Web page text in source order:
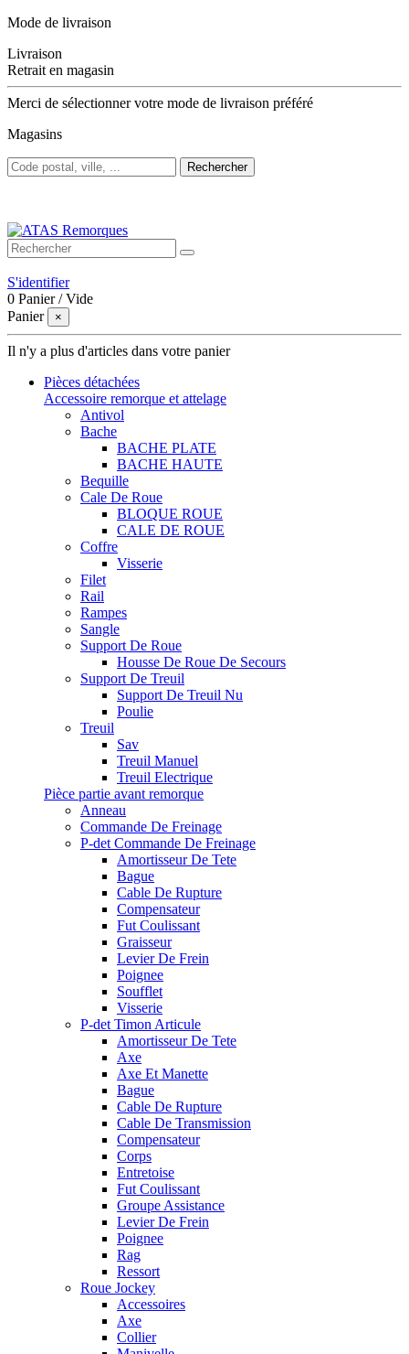
Mode de livraison
Livraison
Retrait en magasin
Merci de sélectionner votre mode de livraison préféré
Magasins
Rechercher
S'identifier
0 Panier /Vide
Panier
×
Il n'y a plus d'articles dans votre panier
Pièces détachées
Accessoire remorque et attelage
Antivol
Bache
BACHE PLATE
BACHE HAUTE
Bequille
Cale De Roue
BLOQUE ROUE
CALE DE ROUE
Coffre
Visserie
Filet
Rail
Rampes
Sangle
Support De Roue
Housse De Roue De Secours
Support De Treuil
Support De Treuil Nu
Poulie
Treuil
Sav
Treuil Manuel
Treuil Electrique
Pièce partie avant remorque
Anneau
Commande De Freinage
P-det Commande De Freinage
Amortisseur De Tete
Bague
Cable De Rupture
Compensateur
Fut Coulissant
Graisseur
Levier De Frein
Poignee
Soufflet
Visserie
P-det Timon Articule
Amortisseur De Tete
Axe
Axe Et Manette
Bague
Cable De Rupture
Cable De Transmission
Compensateur
Corps
Entretoise
Fut Coulissant
Groupe Assistance
Levier De Frein
Poignee
Rag
Ressort
Roue Jockey
Accessoires
Axe
Collier